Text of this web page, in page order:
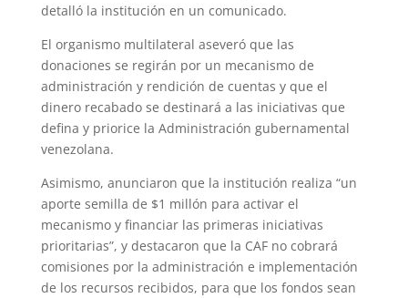
detalló la institución en un comunicado.
El organismo multilateral aseveró que las
donaciones se regirán por un mecanismo de
administración y rendición de cuentas y que el
dinero recabado se destinará a las iniciativas que
defina y priorice la Administración gubernamental
venezolana.
Asimismo, anunciaron que la institución realiza “un
aporte semilla de $1 millón para activar el
mecanismo y financiar las primeras iniciativas
prioritarias”, y destacaron que la CAF no cobrará
comisiones por la administración e implementación
de los recursos recibidos, para que los fondos sean